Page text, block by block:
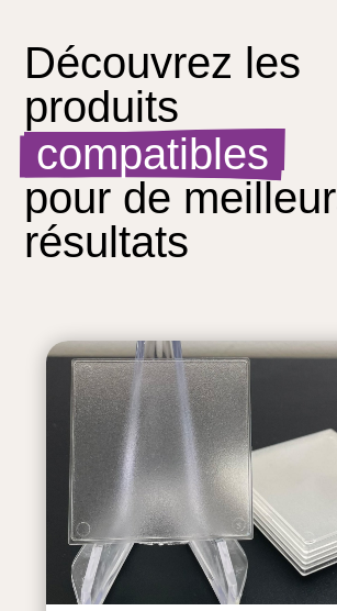
Découvrez les
produits
compatibles
pour de
résultats